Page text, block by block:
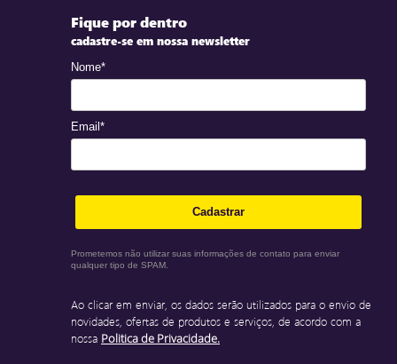
Fique por dentro
cadastre-se em nossa newsletter
Nome*
Email*
Cadastrar
Prometemos não utilizar suas informações de contato para enviar
qualquer tipo de SPAM.
Ao clicar em enviar, os dados serão utilizados para o envio de
novidades, ofertas de produtos e serviços, de acordo com a
nossa Politica de Privacidade.